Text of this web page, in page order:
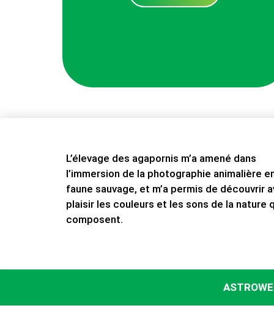
L’élevage des agapornis m’a amené dans
l’immersion de la photographie animalière
faune sauvage, et m’a permis de découvrir
plaisir les couleurs et les sons de la nature
composent.